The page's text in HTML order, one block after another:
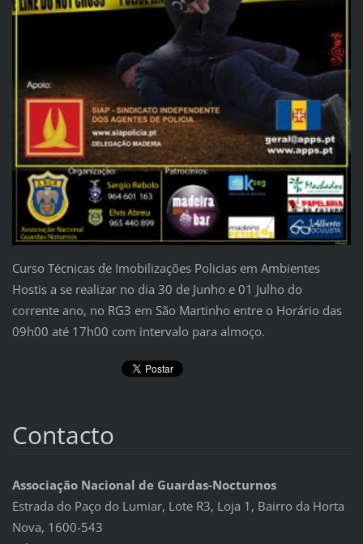
Curso Técnicas de Imobilizações Policias em Ambientes
Hostis a se realizar no dia 30 de Junho e 01 Julho do
corrente ano, no RG3 em São Martinho entre o Horário das
09h00 até 17h00 com intervalo para almoço.
Contacto
Associação Nacional de Guardas-Nocturnos
Estrada do Paço do Lumiar, Lote R3, Loja 1, Bairro da Horta
Nova, 1600-543